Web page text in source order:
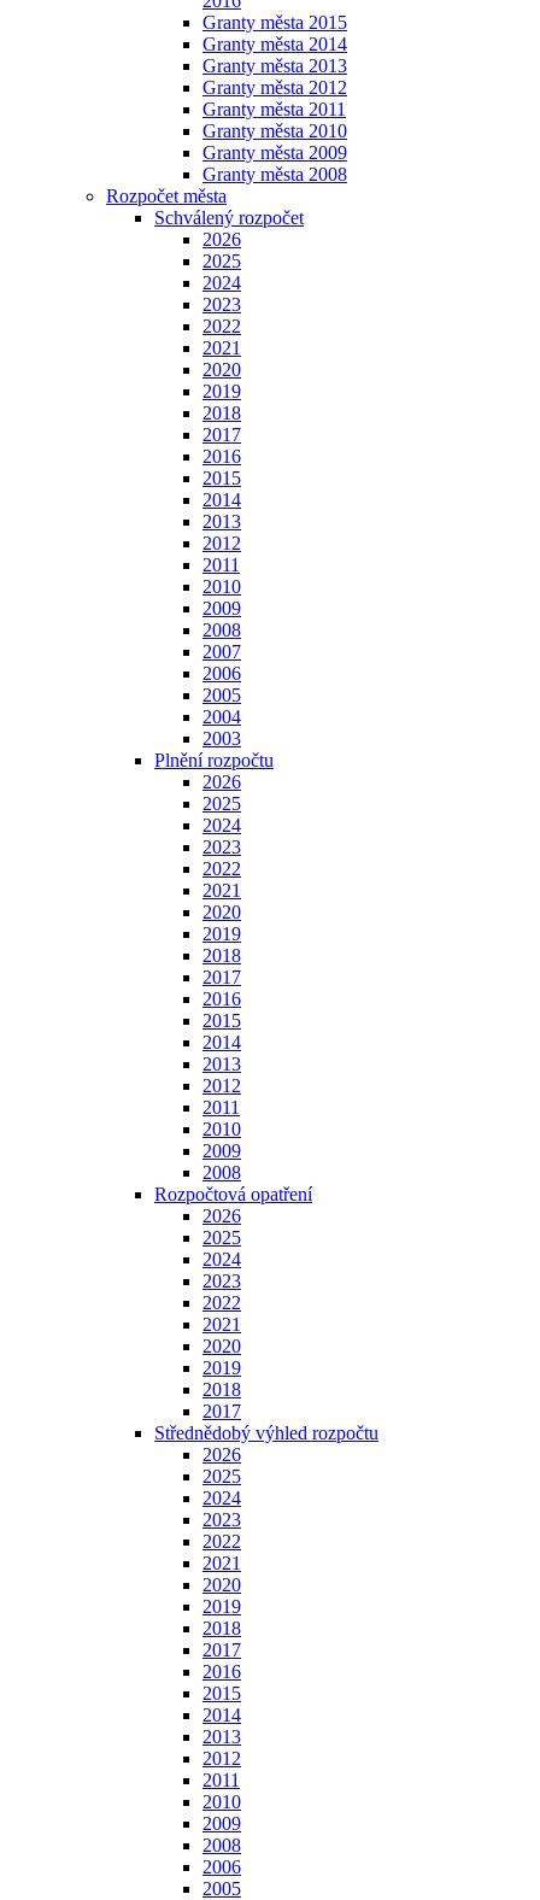
Granty města 2015
Granty města 2014
Granty města 2013
Granty města 2012
Granty města 2011
Granty města 2010
Granty města 2009
Granty města 2008
Rozpočet města
Schválený rozpočet
2026
2025
2024
2023
2022
2021
2020
2019
2018
2017
2016
2015
2014
2013
2012
2011
2010
2009
2008
2007
2006
2005
2004
2003
Plnění rozpočtu
2026
2025
2024
2023
2022
2021
2020
2019
2018
2017
2016
2015
2014
2013
2012
2011
2010
2009
2008
Rozpočtová opatření
2026
2025
2024
2023
2022
2021
2020
2019
2018
2017
Střednědobý výhled rozpočtu
2026
2025
2024
2023
2022
2021
2020
2019
2018
2017
2016
2015
2014
2013
2012
2011
2010
2009
2008
2006
2005